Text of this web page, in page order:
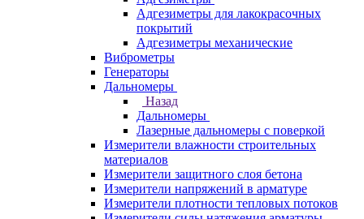
Адгезиметры для лакокрасочных
покрытий
Адгезиметры механические
Виброметры
Генераторы
Дальномеры
Назад
Дальномеры
Лазерные дальномеры с поверкой
Измерители влажности строительных
материалов
Измерители защитного слоя бетона
Измерители напряжений в арматуре
Измерители плотности тепловых потоков